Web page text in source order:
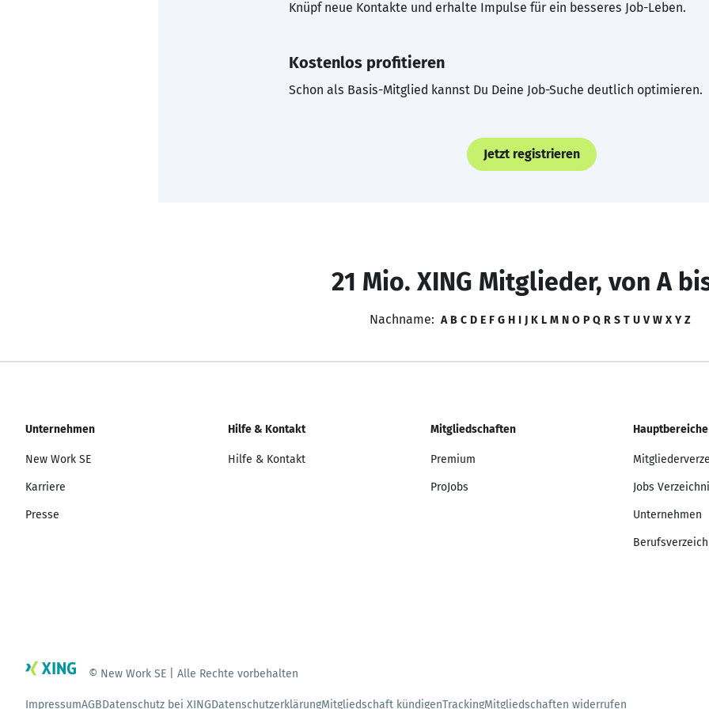
Knüpf neue Kontakte und erhalte Impulse für ein besseres Job-Leben.
Kostenlos profitieren
Schon als Basis-Mitglied kannst Du Deine Job-Suche deutlich optimieren.
Jetzt registrieren
21 Mio. XING Mitglieder, von A
Nachname: A B C D E F G H I J K L M N O P Q R S T U V W X Y Z
Unternehmen
New Work SE
Karriere
Presse
Hilfe & Kontakt
Hilfe & Kontakt
Mitgliedschaften
Premium
ProJobs
Hauptbereiche
Jobs
Unternehmen
© New Work SE | Alle Rechte vorbehalten
ImpressumAGBDatenschutz bei XINGDatenschutzerklärungMitgliedschaft kündigenTrackingMitgliedschaften widerrufen